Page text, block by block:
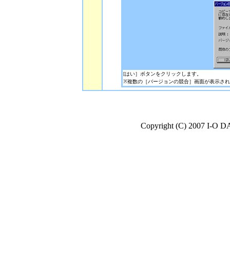
[はい］ボタンをクリックします。
※複数の［バージョンの競合］画面が表示さ
Copyright (C) 2007 I-O